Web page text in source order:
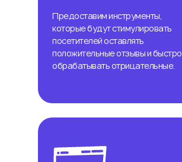
Предоставим инструменты,
которые будут стимулировать
посетителей оставлять
положительные отзывы и быстро
обрабатывать отрицательные.